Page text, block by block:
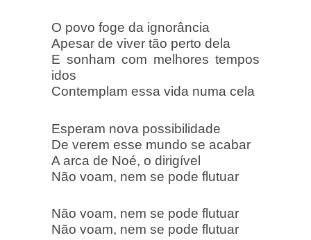
O povo foge da ignorância
Apesar de viver tão perto dela
E sonham com melhores tempos
idos
Contemplam essa vida numa cela
Esperam nova possibilidade
De verem esse mundo se acabar
A arca de Noé, o dirigível
Não voam, nem se pode flutuar
Não voam, nem se pode flutuar
Não voam, nem se pode flutuar